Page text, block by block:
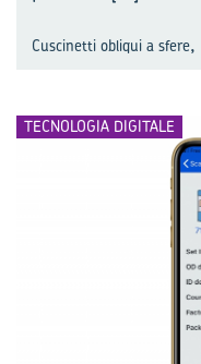
Cuscinetti obliqui a sfere,
TECNOLOGIA DIGITALE